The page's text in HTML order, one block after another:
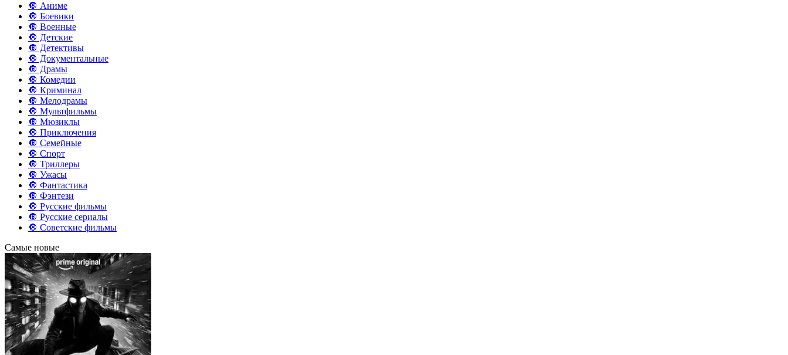
🔘 Аниме
🔘 Боевики
🔘 Военные
🔘 Детские
🔘 Детективы
🔘 Документальные
🔘 Драмы
🔘 Комедии
🔘 Криминал
🔘 Мелодрамы
🔘 Мультфильмы
🔘 Мюзиклы
🔘 Приключения
🔘 Семейные
🔘 Спорт
🔘 Триллеры
🔘 Ужасы
🔘 Фантастика
🔘 Фэнтези
🔘 Русские фильмы
🔘 Русские сериалы
🔘 Советские фильмы
Самые новые